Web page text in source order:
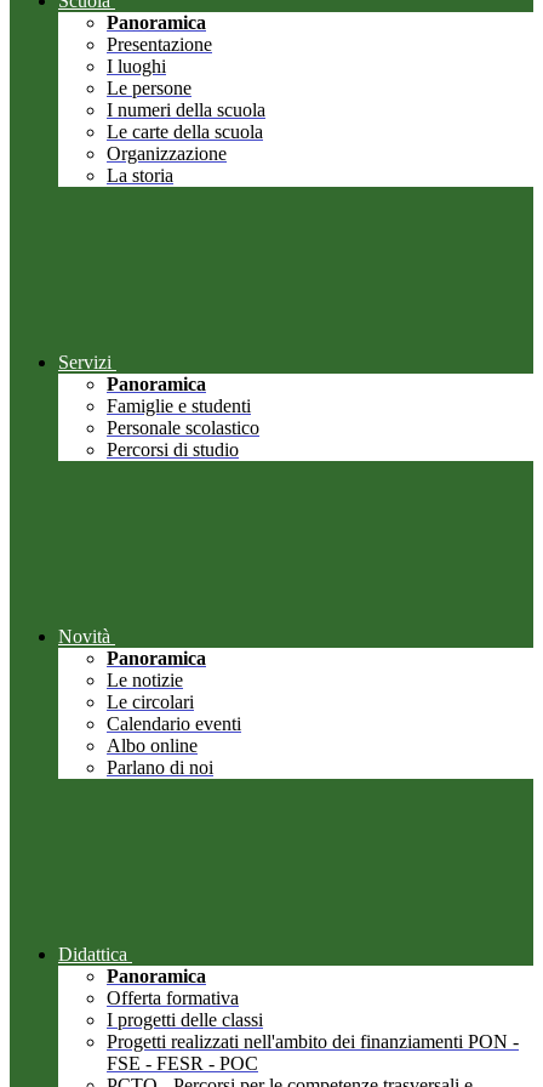
Panoramica
Presentazione
I luoghi
Le persone
I numeri della scuola
Le carte della scuola
Organizzazione
La storia
Servizi
Panoramica
Famiglie e studenti
Personale scolastico
Percorsi di studio
Novità
Panoramica
Le notizie
Le circolari
Calendario eventi
Albo online
Parlano di noi
Didattica
Panoramica
Offerta formativa
I progetti delle classi
Progetti realizzati nell'ambito dei finanziamenti PON -
FSE - FESR - POC